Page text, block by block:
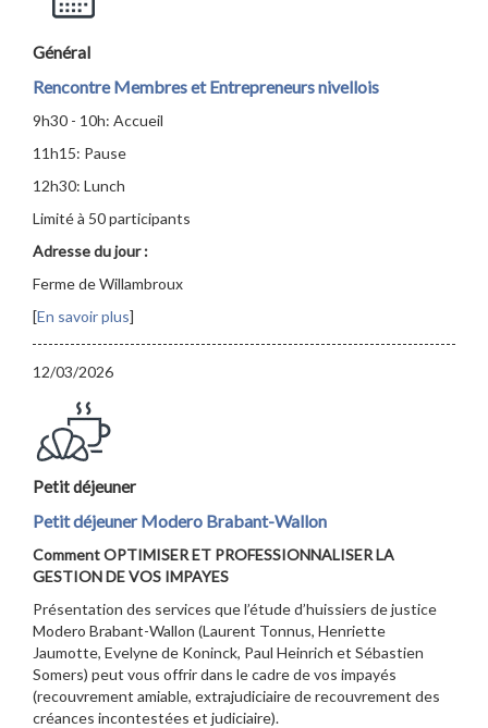
Général
Rencontre Membres et Entrepreneurs nivellois
9h30 - 10h: Accueil
11h15: Pause
12h30: Lunch
Limité à 50 participants
Adresse du jour :
Ferme de Willambroux
[En savoir plus]
12/03/2026
Petit déjeuner
Petit déjeuner Modero Brabant-Wallon
Comment OPTIMISER ET PROFESSIONNALISER LA
GESTION DE VOS IMPAYES
Présentation des services que l’étude d’huissiers de justice
Modero Brabant-Wallon (Laurent Tonnus, Henriette
Jaumotte, Evelyne de Koninck, Paul Heinrich et Sébastien
Somers) peut vous offrir dans le cadre de vos impayés
(recouvrement amiable, extrajudiciaire de recouvrement des
créances incontestées et judiciaire).